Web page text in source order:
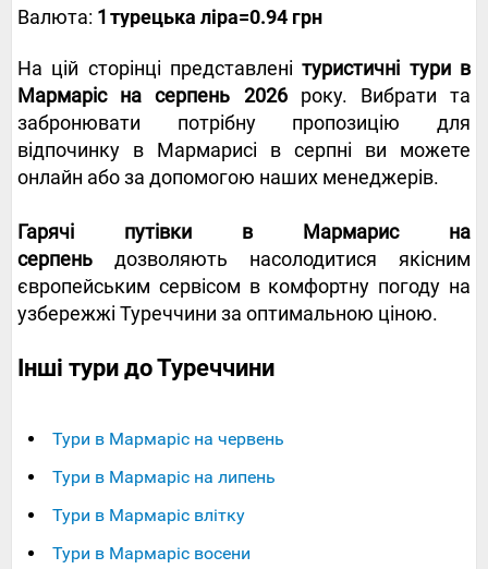
Валюта: 1 турецька ліра=0.94 грн
На цій сторінці представленітуристичні тури в
Мармаріс на серпень 2026року. Вибрати та
забронювати потрібну пропозицію для
відпочинку в Мармарисі в серпні ви можете
онлайн або за допомогою наших менеджерів.
Гарячі путівки в Мармарис на
серпень дозволяють насолодитися якісним
європейським сервісом в комфортну погоду на
узбережжі Туреччини за оптимальною ціною.
Інші тури до Туреччини
Тури в Мармаріс на червень
Тури в Мармаріс на липень
Тури в Мармаріс влітку
Тури в Мармаріс восени